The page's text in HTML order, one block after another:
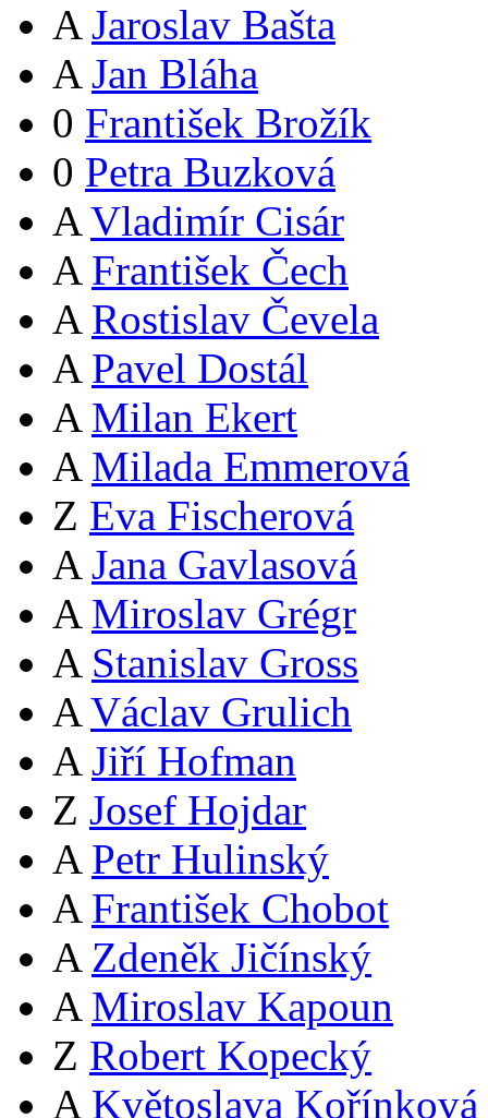
A Jaroslav Bašta
A Jan Bláha
0 František Brožík
0 Petra Buzková
A Vladimír Cisár
A František Čech
A Rostislav Čevela
A Pavel Dostál
A Milan Ekert
A Milada Emmerová
Z Eva Fischerová
A Jana Gavlasová
A Miroslav Grégr
A Stanislav Gross
A Václav Grulich
A Jiří Hofman
Z Josef Hojdar
A Petr Hulinský
A František Chobot
A Zdeněk Jičínský
A Miroslav Kapoun
Z Robert Kopecký
A Květoslava Kořínková